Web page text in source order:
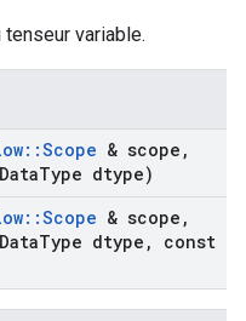
tenseur variable.
::Scope & scope ,
DataType dtype)
::Scope & scope ,
DataType dtype ,
const